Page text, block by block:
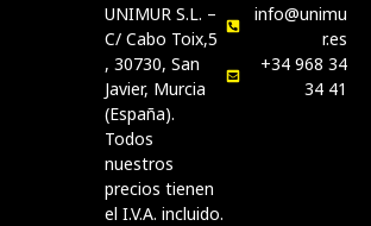
UNIMUR S.L. –
C/ Cabo Toix,5
, 30730, San
Javier, Murcia
(España).
Todos
nuestros
precios tienen
el I.V.A. incluido.
info@unimu
r.es
+34 968 34
34 41